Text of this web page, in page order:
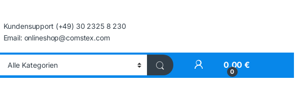
Kundensupport (+49) 30 2325 8 230
Email: onlineshop@comstex.com
My Account
0
0,00€